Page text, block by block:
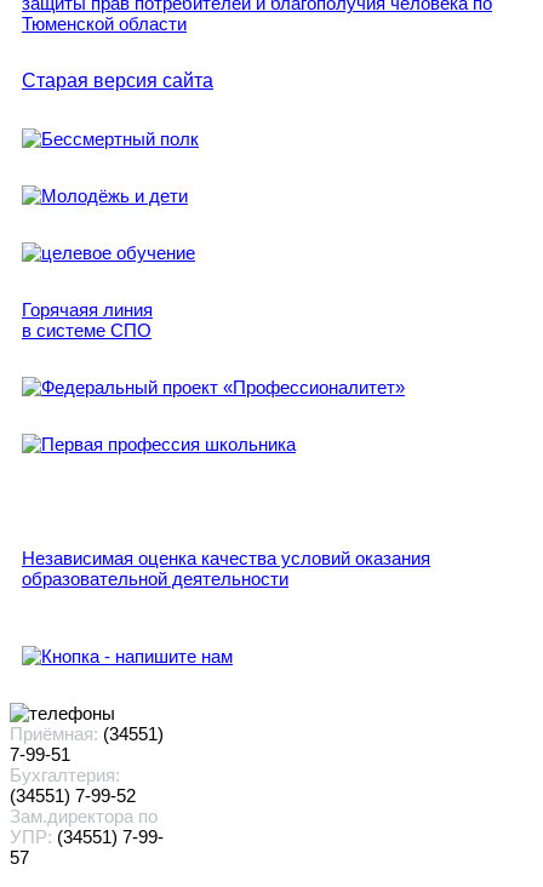
Старая версия сайта
Горячаяя линия
в системе СПО
Независимая оценка качества условий оказания
образовательной деятельности
Приёмная: (34551)
7-99-51
Бухгалтерия:
(34551) 7-99-52
Зам.директора по
УПР: (34551) 7-99-
57